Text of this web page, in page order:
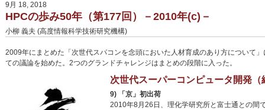
9月 18, 2018
HPCの歩み50年（第177回）－2010年(c)－
小柳 義夫 (高度情報科学技術研究機構)
2009年にまとめた「次世代スパコンを念頭においた人材育成のあり方について
ての議論を始めた。2つのグランドチャレンジはまとめの段階に入った。
次世代スーパーコンピュータ開発（
9) 「京」初出荷
2010年8月26日、理化学研究所と富士通との間